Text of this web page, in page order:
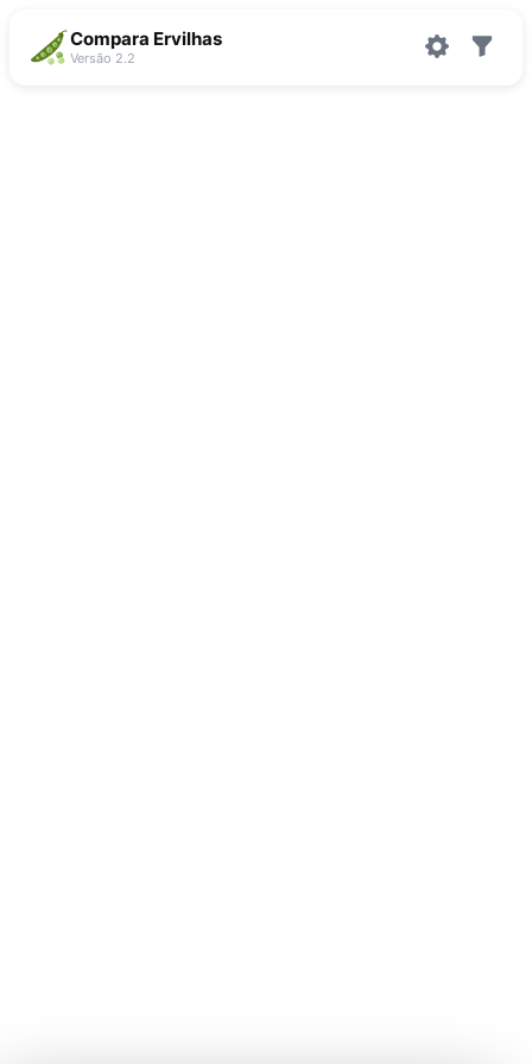
Compara Ervilhas
Versão 2.2